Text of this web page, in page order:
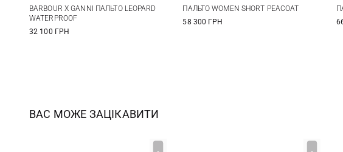
6 8 10 12
BARBOUR X GANNI ПАЛЬТО LEOPARD
WATERPROOF
32 100 ГРН
40 42 44
ПАЛЬТО WOMEN SHORT PEACOAT
58 300 ГРН
ВАС МОЖЕ ЗАЦІКАВИТИ